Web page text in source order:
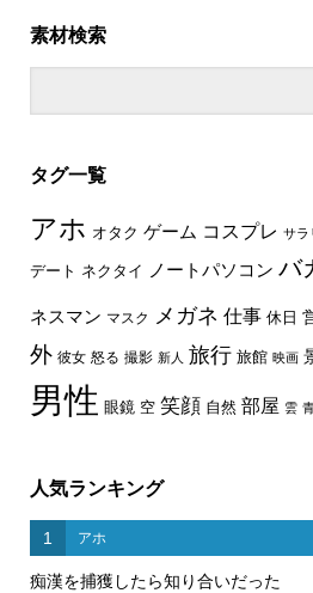
素材検索
タグ一覧
アホ オタク ゲーム コスプレ サラ
デート ネクタイ ノートパソコン バ
ネスマン マスク メガネ 仕事 休日
外 彼女 怒る 撮影 新人 旅行 旅館 映画
男性 眼鏡 空 笑顔 自然 部屋 雲
人気ランキング
1 アホ
痴漢を捕獲したら知り合いだった